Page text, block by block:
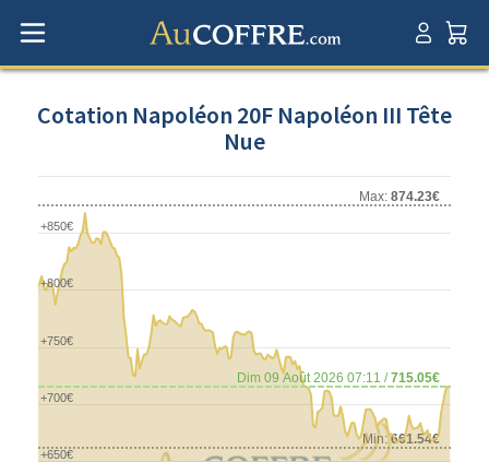
Cotation Napoléon 20F Napoléon III Tête
Nue
Min:661.54€
Max: 874.23€
Dim 09 Août 2026 07:11 /715.05€
+650€
+700€
+750€
+800€
+850€